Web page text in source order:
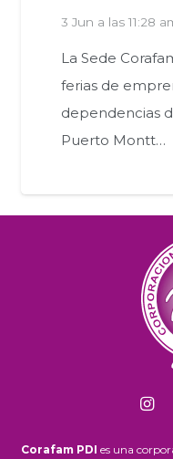
3 Jun a las 11:28
La Sede
ferias de
dependencias
Puerto Montt…
Corafam PDI es una